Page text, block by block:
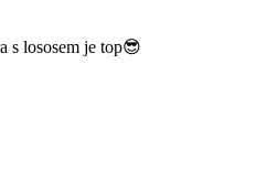
s lososem je top😎